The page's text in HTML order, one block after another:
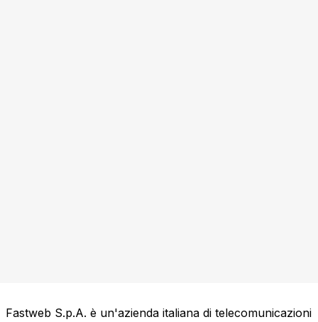
Fastweb S.p.A. è un'azienda italiana di telecomunicazioni